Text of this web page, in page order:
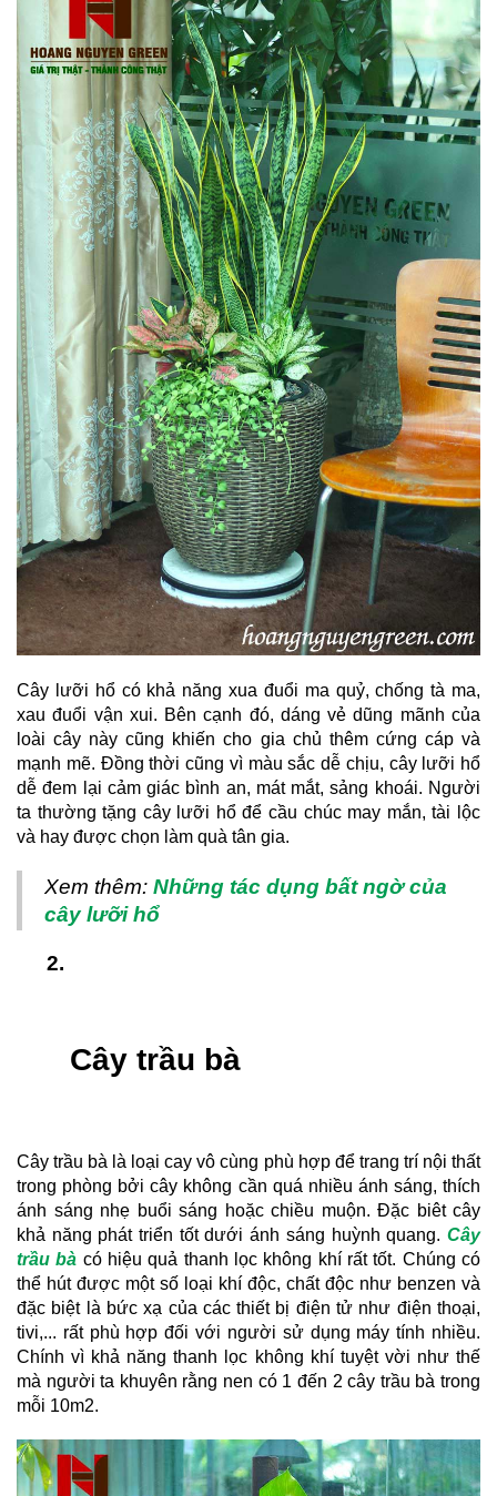
Cây lưỡi hổ có khả năng xua đuổi ma quỷ, chống tà ma,
xau đuổi vận xui. Bên cạnh đó, dáng vẻ dũng mãnh của
loài cây này cũng khiến cho gia chủ thêm cứng cáp và
mạnh mẽ. Đồng thời cũng vì màu sắc dễ chịu, cây lưỡi hổ
dễ đem lại cảm giác bình an, mát mắt, sảng khoái. Người
ta thường tặng cây lưỡi hổ để cầu chúc may mắn, tài lộc
và hay được chọn làm quà tân gia.
Xem thêm: Những tác dụng bất ngờ của
cây lưỡi hổ
Cây trầu bà
Cây trầu bà là loại cay vô cùng phù hợp để trang trí nội thất
trong phòng bởi cây không cần quá nhiều ánh sáng, thích
ánh sáng nhẹ buổi sáng hoặc chiều muộn. Đặc biêt cây
khả năng phát triển tốt dưới ánh sáng huỳnh quang. Cây
trầu bà có hiệu quả thanh lọc không khí rất tốt. Chúng có
thể hút được một số loại khí độc, chất độc như benzen và
đặc biệt là bức xạ của các thiết bị điện tử như điện thoại,
tivi,... rất phù hợp đối với người sử dụng máy tính nhiều.
Chính vì khả năng thanh lọc không khí tuyệt vời như thế
mà người ta khuyên rằng nen có 1 đến 2 cây trầu bà trong
mỗi 10m2.